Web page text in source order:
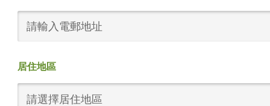
居住地區
請選擇居住地區